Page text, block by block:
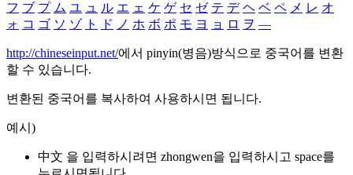
フ ブ プ ム ユ ュ ル エ ェ ケ ゲ セ ゼ テ デ ヘ ベ ペ メ レ オ
ォ コ ゴ ソ ゾ ト ド ノ ホ ボ ポ モ ヨ ョ ロ ヲ ―
http://chineseinput.net/에서 pinyin(병음)방식으로 중국어를 변환
할 수 있습니다.
변환된 중국어를 복사하여 사용하시면 됩니다.
예시)
中文 을 입력하시려면 zhongwen을 입력하시고 space를